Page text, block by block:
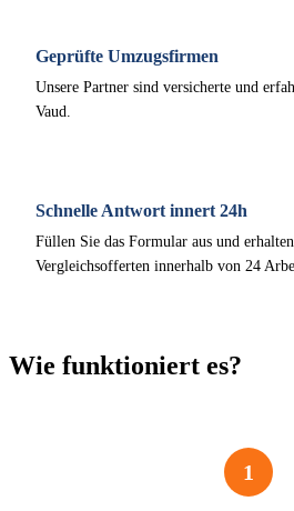
Geprüfte Umzugsfirmen
Unsere Partner sind versicherte und
Vaud.
Schnelle Antwort innert 24h
Füllen Sie das Formular aus und
Vergleichsofferten innerhalb von 24
Wie funktioniert es?
1